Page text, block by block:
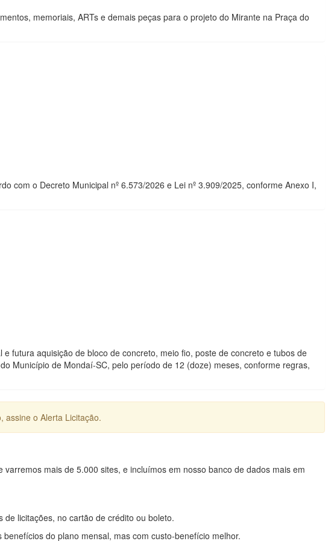
memoriais, ARTs e demais peças para o projeto do Mirante na Praça do
com o Decreto Municipal nº 6.573/2026 e Lei nº 3.909/2025, conforme Anexo I,
futura aquisição de bloco de concreto, meio fio, poste de concreto e tubos de
Município de Mondaí-SC, pelo período de 12 (doze) meses, conforme regras,
assine o Alerta Licitação.
mais de 5.000 sites, e incluímos em nosso banco de dados mais em
licitações, no cartão de crédito ou boleto.
do plano mensal, mas com custo-benefício melhor.